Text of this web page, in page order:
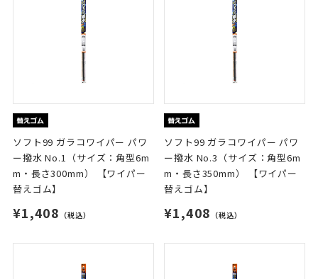
ソフト99 ガラコワイパー パワ
ー撥水 No.1（サイズ：角型6m
m・長さ300mm） 【ワイパー
替えゴム】
¥1,408 （税込）
ソフト99 ガラコワイパー パワ
ー撥水 No.3（サイズ：角型6m
m・長さ350mm） 【ワイパー
替えゴム】
¥1,408 （税込）